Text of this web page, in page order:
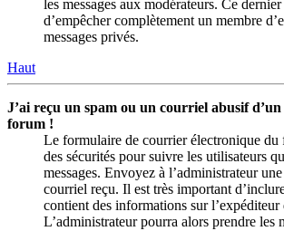
les messages aux modérateurs. Ce
d’empêcher complètement un membre
messages privés.
Haut
J’ai reçu un spam ou un courriel abusif d’un
forum !
Le formulaire de courrier électronique du
des sécurités pour suivre les utilisateurs
messages. Envoyez à l’administrateur
courriel reçu. Il est très important
contient des informations sur
L’administrateur pourra alors prendre les